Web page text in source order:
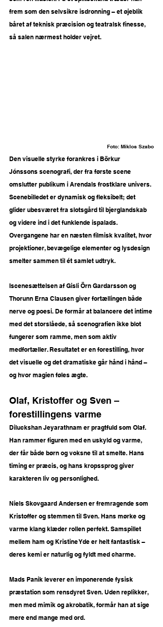
frem som den selvsikre isdronning – et øjeblik
båret af teknisk præcision og teatralsk finesse,
så salen nærmest holder vejret.
Foto: Miklos Szabo
Den visuelle styrke forankres i Börkur
Jónssons scenografi, der fra første scene
omslutter publikum i Arendals frostklare univers.
Scenebilledet er dynamisk og fleksibelt; det
glider ubesværet fra slotsgård til bjerglandskab
og videre ind i det funklende ispalads.
Overgangene har en næsten filmisk kvalitet, hvor
projektioner, bevægelige elementer og lysdesign
smelter sammen til ét samlet udtryk.
Iscenesættelsen af Gisli Örn Gardarsson og
Thorunn Erna Clausen giver fortællingen både
nerve og poesi. De formår at balancere det intime
med det storslåede, så scenografien ikke blot
fungerer som ramme, men som aktiv
medfortæller. Resultatet er en forestilling, hvor
det visuelle og det dramatiske går hånd i hånd –
og hvor magien føles ægte.
Olaf, Kristoffer og Sven –
forestillingens varme
Diluckshan Jeyarathnam er pragtfuld som Olaf.
Han rammer figuren med en uskyld og varme,
der får både børn og voksne til at smelte. Hans
timing er præcis, og hans kropssprog giver
karakteren liv og personlighed.
Niels Skovgaard Andersen er fremragende som
Kristoffer og stemmen til Sven. Hans mørke og
varme klang klæder rollen perfekt. Samspillet
mellem ham og Kristine Yde er helt fantastisk –
deres kemi er naturlig og fyldt med charme.
Mads Panik leverer en imponerende fysisk
præstation som rensdyret Sven. Uden replikker,
men med mimik og akrobatik, formår han at sige
mere end mange med ord.